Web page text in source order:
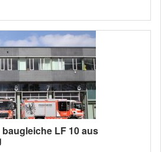
LF 10 aus